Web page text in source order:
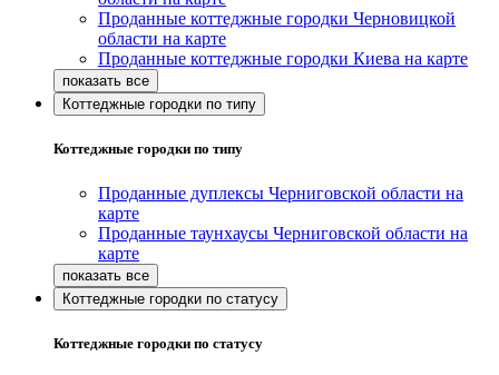
Проданные коттеджные городки Черновицкой
области на карте
Проданные коттеджные городки Киева на карте
Коттеджные городки по типу
Коттеджные городки по типу
Проданные дуплексы Черниговской области на
карте
Проданные таунхаусы Черниговской области на
карте
Коттеджные городки по статусу
Коттеджные городки по статусу